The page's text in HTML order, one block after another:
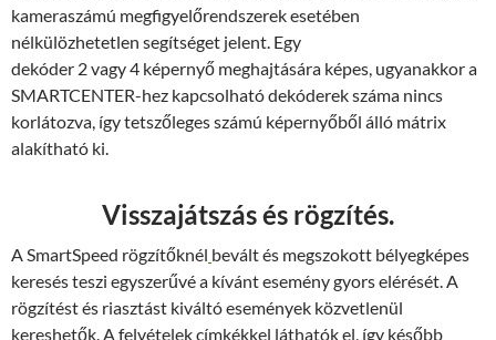
kameraszámú megfigyelőrendszerek esetében
nélkülözhetetlen segítséget jelent. Egy
dekóder 2 vagy 4 képernyő meghajtására képes, ugyanakkor a
SMARTCENTER-hez kapcsolható dekóderek száma nincs
korlátozva, így tetszőleges számú képernyőből álló mátrix
alakítható ki.
Visszajátszás és rögzítés.
A SmartSpeed rögzítőknél bevált és megszokott bélyegképes
keresés teszi egyszerűvé a kívánt esemény gyors elérését. A
rögzítést és riasztást kiváltó események közvetlenül
kereshetők. A felvételek címkékkel láthatók el, így később